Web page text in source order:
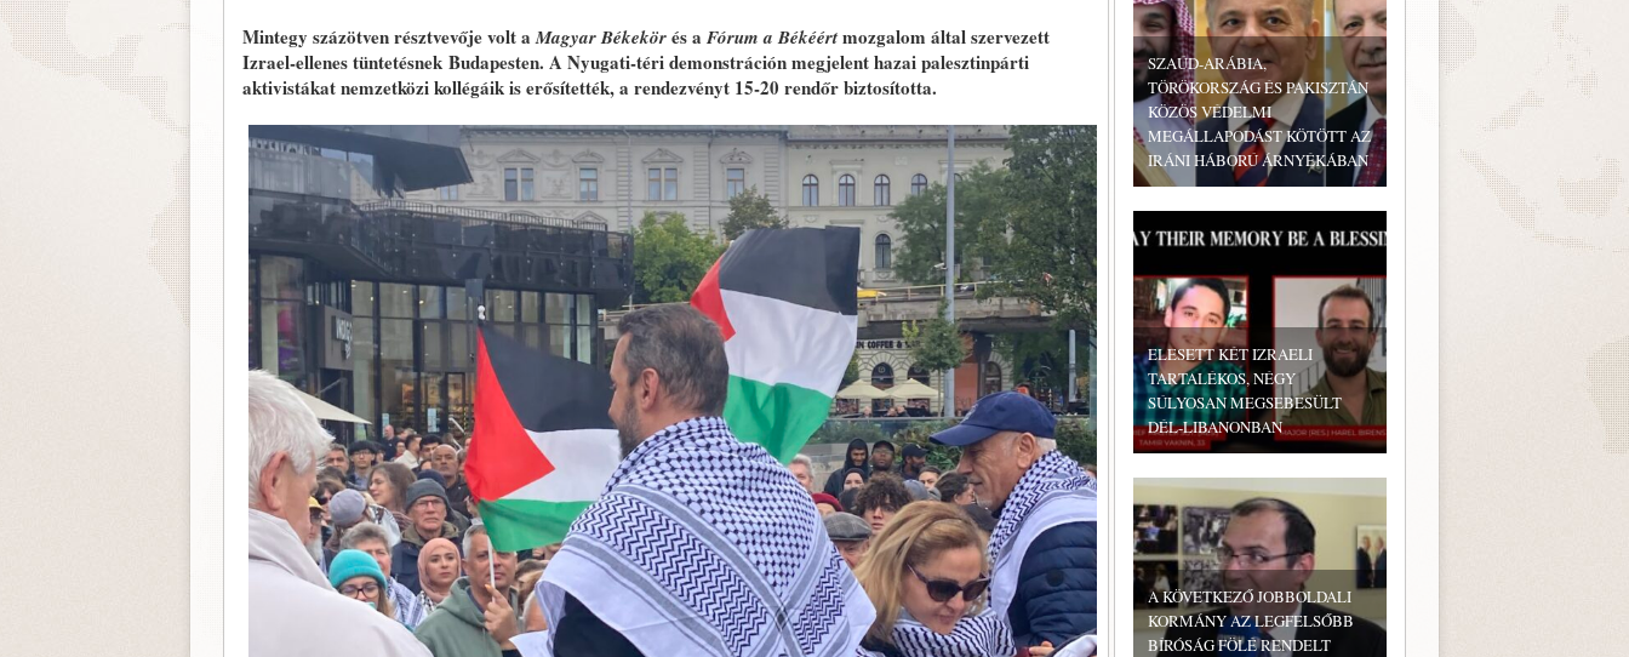
Mintegy százötven résztvevője volt aMagyar Békekörés a Fórum a Békéértmozgalom által szervezett
Izrael-ellenes tüntetésnek Budapesten. A Nyugati-téri demonstráción megjelent hazai palesztinpárti
aktivistákat nemzetközi kollégáik is erősítették, a rendezvényt 15-20 rendőr biztosította.
SZAÚD-ARÁBIA,
TÖRÖKORSZÁG ÉS PAKISZTÁN
KÖZÖS VÉDELMI
MEGÁLLAPODÁST KÖTÖTT AZ
IRÁNI HÁBORÚ ÁRNYÉKÁBAN
ELESETT KÉT IZRAELI
TARTALÉKOS, NÉGY
SÚLYOSAN MEGSEBESÜLT
DÉL-LIBANONBAN
A KÖVETKEZŐ JOBBOLDALI
KORMÁNY AZ LEGFELSŐBB
BÍRÓSÁG FÖLÉ RENDELT